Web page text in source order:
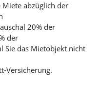
abzüglich der
20% der
der
Sie das Mietobjekt nicht
Versicherung.